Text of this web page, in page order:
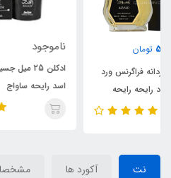
ناموجود
ادکلن 25 میل جسیکا توین مدل
اسد رایحه ساواج
الکسیر(asad)Dior Sauvage
نت آکورد ها